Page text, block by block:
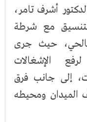
أشرف تامر،
مع شرطة
بالحي، حيث جرى
الإشغالات
إلى جانب فرق
الميدان ومحيطه